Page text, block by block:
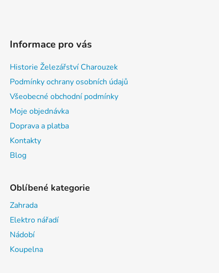
Informace pro vás
Historie Železářství Charouzek
Podmínky ochrany osobních údajů
Všeobecné obchodní podmínky
Moje objednávka
Doprava a platba
Kontakty
Blog
Oblíbené kategorie
Zahrada
Elektro nářadí
Nádobí
Koupelna